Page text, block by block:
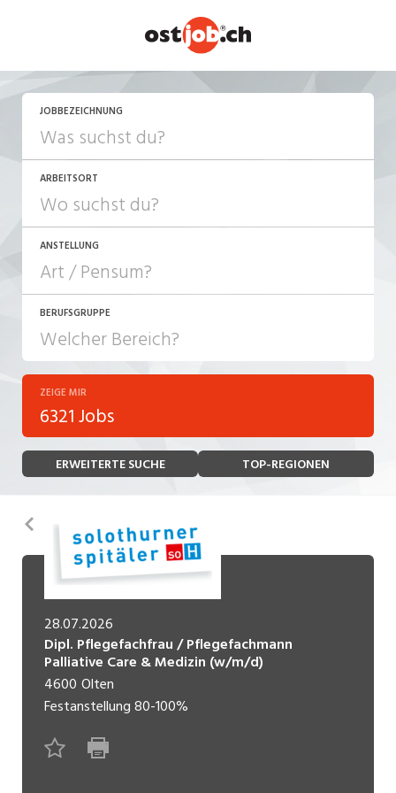
JOBBEZEICHNUNG
ARBEITSORT
ANSTELLUNG
JOB-TYP
Festanstellung
Temporär (befristet)
Freelance
Lehrstelle
Ferienjob
POSITION
Führungsposition
Management / Kader
BERUFSGRUPPE
Bank, Versicherung
Bau, Handwerk, Elektro
Bildung, Kunst, Design, Soziale Berufe, Sport
Consulting, Human Resources
Einkauf, Logistik, Transport, Verkehr
Engineering, Technik, Architektur
Finanzen, Controlling, Treuhand, Recht
Gartenbau, Landwirtschaft, Forstwirtschaft
Lebensmittel
ZEIGE MIR
6321 Jobs
ERWEITERTE SUCHE TOP-REGIONEN
Zurück
28.07.2026
Dipl. Pflegefachfrau / Pflegefachmann
Palliative Care & Medizin (w/m/d)
4600 Olten
Festanstellung80-100%